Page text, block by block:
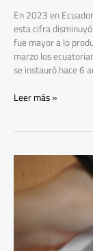
En 2023 en
esta cifra
fue mayor a lo
marzo los
se instauró hace 6
Leer más »
BanEcuador
extiende
financiero